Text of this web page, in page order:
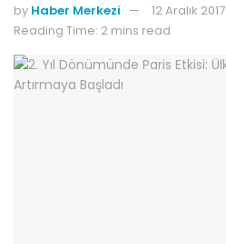
by Haber Merkezi
12 Aralık 2017
Reading Time: 2 mins read